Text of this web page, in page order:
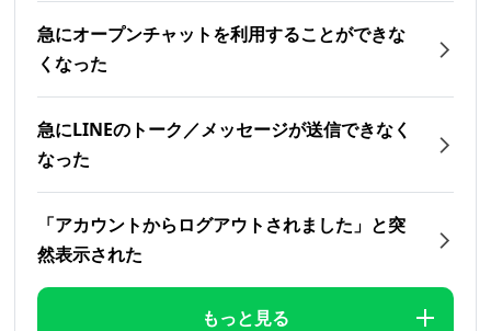
急にオープンチャットを利用することができな
くなった
急にLINEのトーク／メッセージが送信できなく
なった
「アカウントからログアウトされました」と突
然表示された
もっと見る